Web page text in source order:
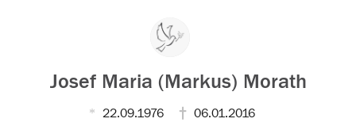
Josef Maria (Markus) Morath
22.09.1976 06.01.2016